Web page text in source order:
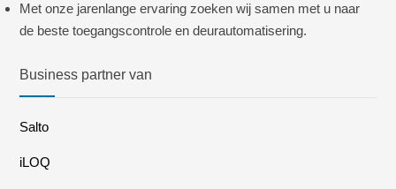
Met onze jarenlange ervaring zoeken wij samen met u naar
de beste toegangscontrole en deurautomatisering.
Business partner van
Salto
iLOQ